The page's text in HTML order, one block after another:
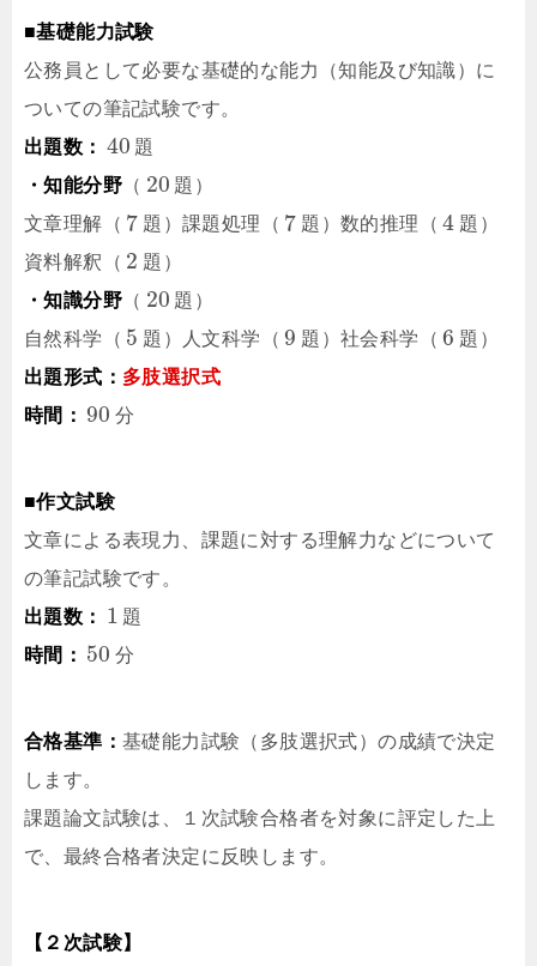
■基礎能力試験
公務員として必要な基礎的な能力（知能及び知識）に
ついての筆記試験です。
出題数： 40 題
・知能分野 （ 20 題 ）
文章理解（ 7 題 ）課題処理（ 7 題 ）数的推理（ 4 題 ）
資料解釈（ 2 題 ）
・知識分野 （ 20 題 ）
自然科学（ 5 題 ）人文科学（ 9 題 ）社会科学（ 6 題 ）
出題形式： 多肢選択式
時間： 90 分
■作文試験
文章による表現力、課題に対する理解力などについて
の筆記試験です。
出題数：
1 題
時間： 50 分
合格基準： 基礎能力試験（多肢選択式）の成績で決定
します。
課題論文試験は、１次試験合格者を対象に評定した上
で、最終合格者決定に反映します。
【２次試験】